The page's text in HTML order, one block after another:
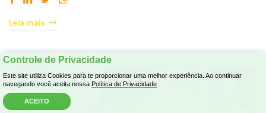
Leia mais
Controle de Privacidade
Este site utiliza Cookies para te proporcionar uma melhor experiência. Ao continuar
navegando você aceita nossa Política de Privacidade
ACEITO